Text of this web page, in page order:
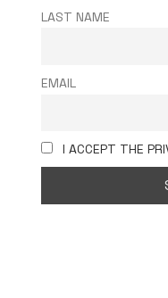
LAST NAME
EMAIL
I ACCEPT THE